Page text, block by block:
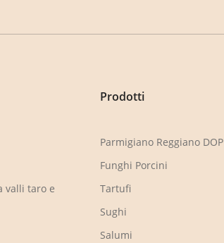
valli taro e
Prodotti
Parmigiano Reggiano DOP
Funghi Porcini
Tartufi
Sughi
Salumi